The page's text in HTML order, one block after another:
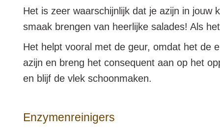
Het is zeer waarschijnlijk dat je azijn in
smaak brengen van heerlijke salades! Als
Het helpt vooral met de geur, omdat het de
azijn en breng het consequent aan op het
en blijf de vlek schoonmaken.
Enzymenreinigers